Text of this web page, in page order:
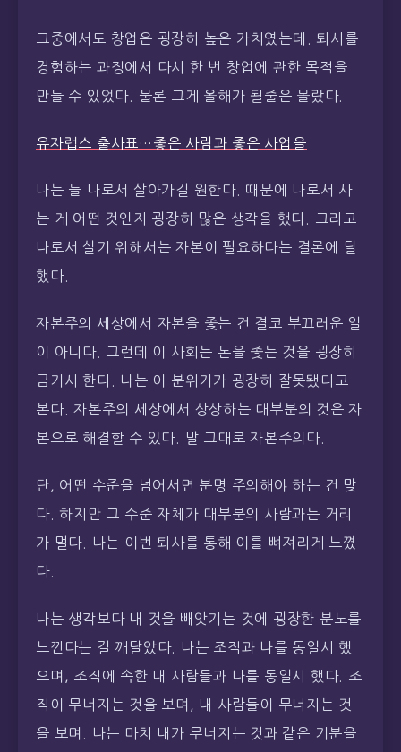
그중에서도 창업은 굉장히 높은 가치였는데. 퇴사를
경험하는 과정에서 다시 한 번 창업에 관한 목적을
만들 수 있었다. 물론 그게 올해가 될줄은 몰랐다.
유자랩스 출사표…좋은 사람과 좋은 사업을
나는 늘 나로서 살아가길 원한다. 때문에 나로서 사
는 게 어떤 것인지 굉장히 많은 생각을 했다. 그리고
나로서 살기 위해서는 자본이 필요하다는 결론에 달
했다.
자본주의 세상에서 자본을 좇는 건 결코 부끄러운 일
이 아니다. 그런데 이 사회는 돈을 좇는 것을 굉장히
금기시 한다. 나는 이 분위기가 굉장히 잘못됐다고
본다. 자본주의 세상에서 상상하는 대부분의 것은 자
본으로 해결할 수 있다. 말 그대로 자본주의다.
단, 어떤 수준을 넘어서면 분명 주의해야 하는 건 맞
다. 하지만 그 수준 자체가 대부분의 사람과는 거리
가 멀다. 나는 이번 퇴사를 통해 이를 뼈져리게 느꼈
다.
나는 생각보다 내 것을 빼앗기는 것에 굉장한 분노를
느낀다는 걸 깨달았다. 나는 조직과 나를 동일시 했
으며, 조직에 속한 내 사람들과 나를 동일시 했다. 조
직이 무너지는 것을 보며, 내 사람들이 무너지는 것
을 보며. 나는 마치 내가 무너지는 것과 같은 기분을